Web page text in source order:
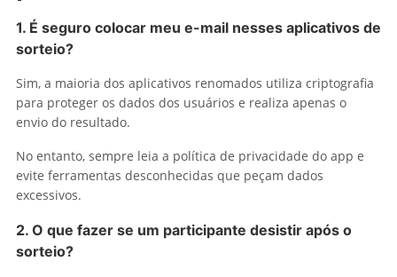
1. É seguro colocar meu e-mail nesses aplicativos de
sorteio?
Sim, a maioria dos aplicativos renomados utiliza criptografia
para proteger os dados dos usuários e realiza apenas o
envio do resultado.
No entanto, sempre leia a política de privacidade do app e
evite ferramentas desconhecidas que peçam dados
excessivos.
2. O que fazer se um participante desistir após o
sorteio?